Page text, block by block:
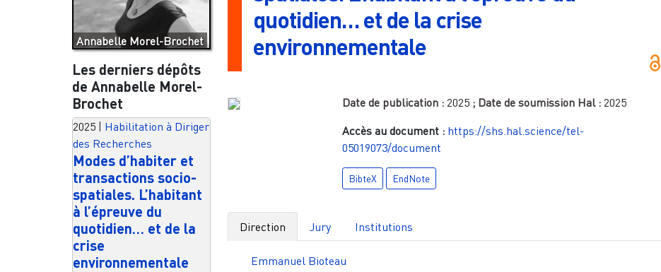
Annabelle Morel-Brochet
Les derniers dépôts
de Annabelle Morel-
Brochet
2025
Habilitation à Diriger
des Recherches
Modes d’habiter et
transactions socio-
spatiales. L’habitant
à l’épreuve du
quotidien… et de la
crise
environnementale
quotidien… et de la crise
environnementale
Date de publication : 2025 ; Date de soumission Hal : 2025
Accès au document : https://shs.hal.science/tel-
05019073/document
BibteX EndNote
Direction Jury Institutions
Emmanuel Bioteau